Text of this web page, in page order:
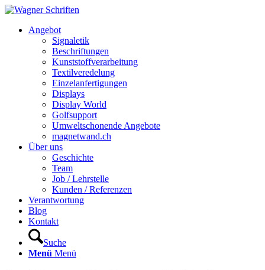
Hauptnavigation
Angebot
Signaletik
Beschriftungen
Kunststoffverarbeitung
Textilveredelung
Einzelanfertigungen
Displays
Display World
Golfsupport
Umweltschonende Angebote
magnetwand.ch
Über uns
Geschichte
Team
Job / Lehrstelle
Kunden / Referenzen
Verantwortung
Blog
Kontakt
Suche
Menü Menü